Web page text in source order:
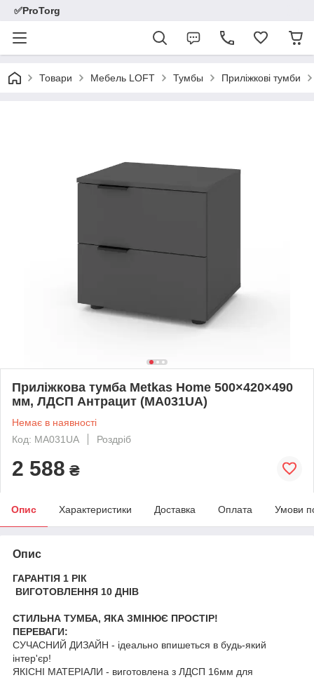
✅ProTorg
Товари Мебель LOFT Тумбы Приліжкові тумби
Приліжкова тумба Metkas Home 500×420×490
мм, ЛДСП Антрацит (MA031UA)
Немає в наявності
Код: MA031UA
Роздріб
2 588 ₴
Опис Характеристики Доставка Оплата Умови
Опис
ГАРАНТІЯ 1 РІК
ВИГОТОВЛЕННЯ 10 ДНІВ
СТИЛЬНА ТУМБА, ЯКА ЗМІНЮЄ ПРОСТІР!
ПЕРЕВАГИ:
СУЧАСНИЙ ДИЗАЙН - ідеально впишеться в будь-який
інтер'єр!
ЯКІСНІ МАТЕРІАЛИ - виготовлена з ЛДСП 16мм для